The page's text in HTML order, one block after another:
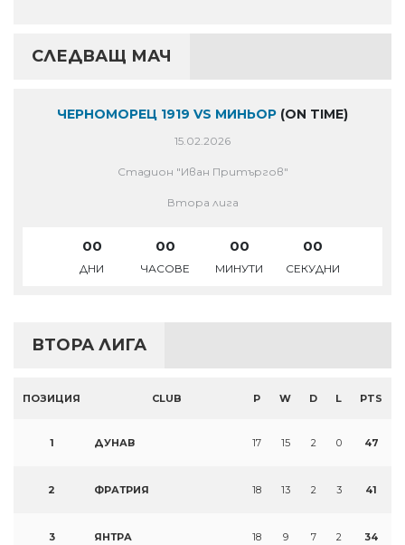
СЛЕДВАЩ МАЧ
ЧЕРНОМОРЕЦ 1919 VS МИНЬОР (ON TIME)
15.02.2026
Стадион "Иван Притъргов"
Втора лига
00
ДНИ
00
ЧАСОВЕ
00
МИНУТИ
00
СЕКУДНИ
ВТОРА ЛИГА
ПОЗИЦИЯ CLUB P W D L PTS
1 ДУНАВ 17 15 2 0 47
2 ФРАТРИЯ 18 13 2 3 41
3 ЯНТРА 18 9 7 2 34